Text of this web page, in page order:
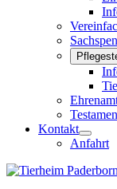
Kontakt
Anfahrt